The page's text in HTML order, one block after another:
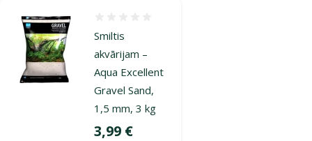
Smiltis
akvārijam –
Aqua Excellent
Gravel Sand,
1,5 mm, 3 kg
Cena
3,99 €